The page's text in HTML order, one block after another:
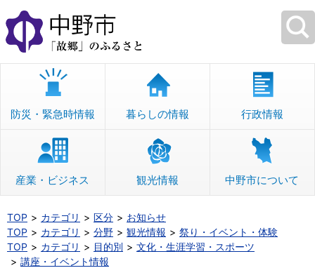
本
文
へ
移
防災・緊急時情報 暮らしの情報 行政情報
産業・ビジネス 観光情報 中野市について
TOP カテゴリ 区分
お知らせ
TOP
カテゴリ 分野 観光情報
祭り・イベント・体験
TOP
カテゴリ 目的別
文化・生涯学習・スポーツ
講座・イベント情報